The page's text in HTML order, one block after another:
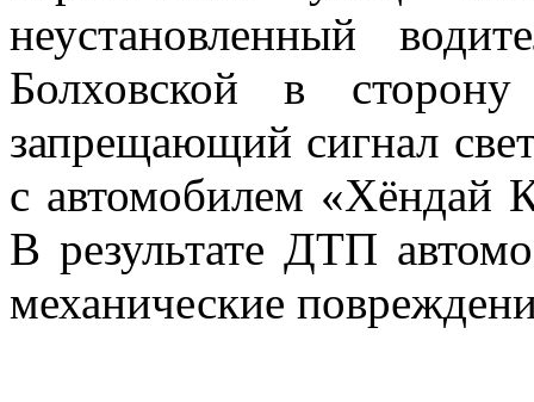
неустановленный
Болховской в
запрещающий сигнал
с автомобилем «Хёндай
В результате ДТП
механические